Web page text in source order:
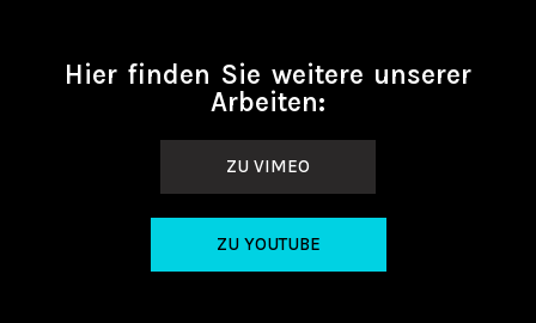
Hier finden Sie weitere unserer
Arbeiten:
ZU VIMEO
ZU YOUTUBE